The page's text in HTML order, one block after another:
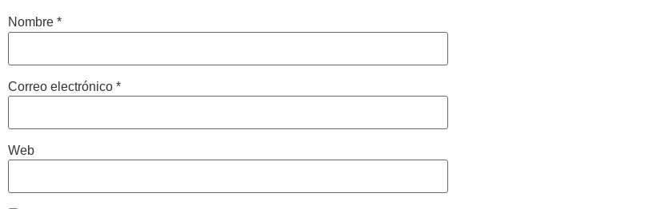
Nombre *
Correo electrónico *
Web